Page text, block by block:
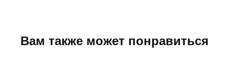
Вам также может понравиться